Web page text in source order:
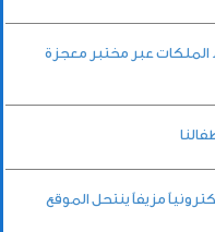
عبر مختبر معجزة
من 336 موقعاً إلكترونياً مزيفاً ينتحل الموقع